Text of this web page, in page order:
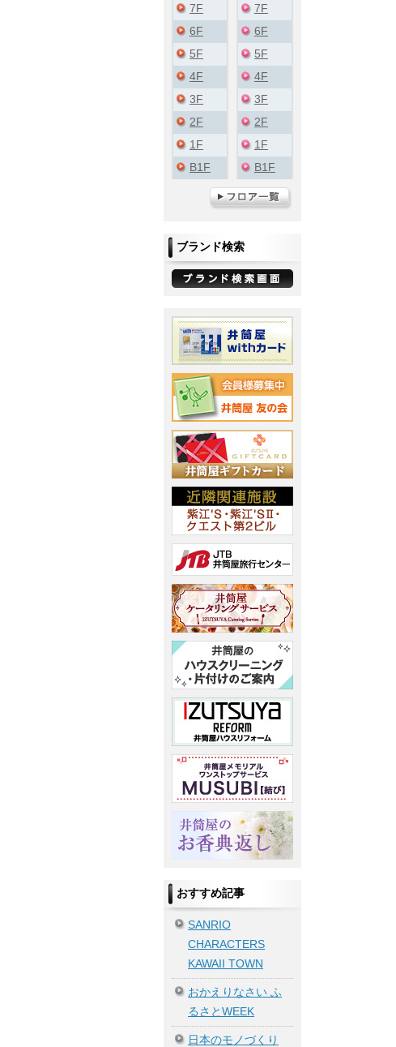
7F
6F
5F
4F
3F
2F
1F
B1F
7F
6F
5F
4F
3F
2F
1F
B1F
ブランド検索
おすすめ記事
SANRIO
CHARACTERS
KAWAII TOWN
おかえりなさい ふ
るさとWEEK
日本のモノづくり